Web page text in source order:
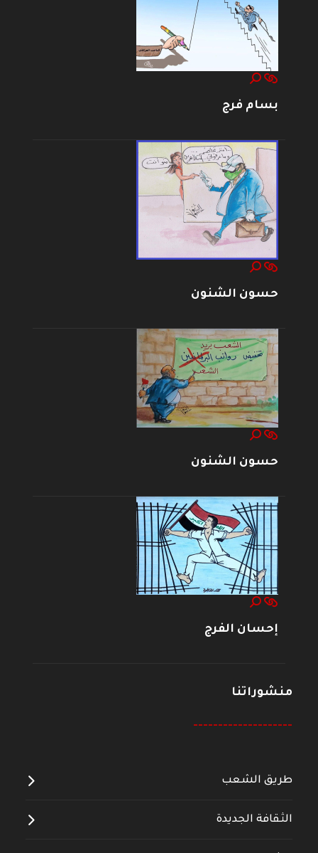
بسام فرج
حسون الشنون
حسون الشنون
إحسان الفرج
منشوراتنا
--------------------
طريق الشعب
الثقافة الجديدة